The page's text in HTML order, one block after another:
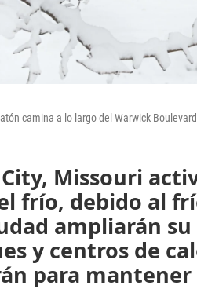
camina a lo largo del Warwick
City, Missouri
frío, debido al
ampliarán
y centros de
para